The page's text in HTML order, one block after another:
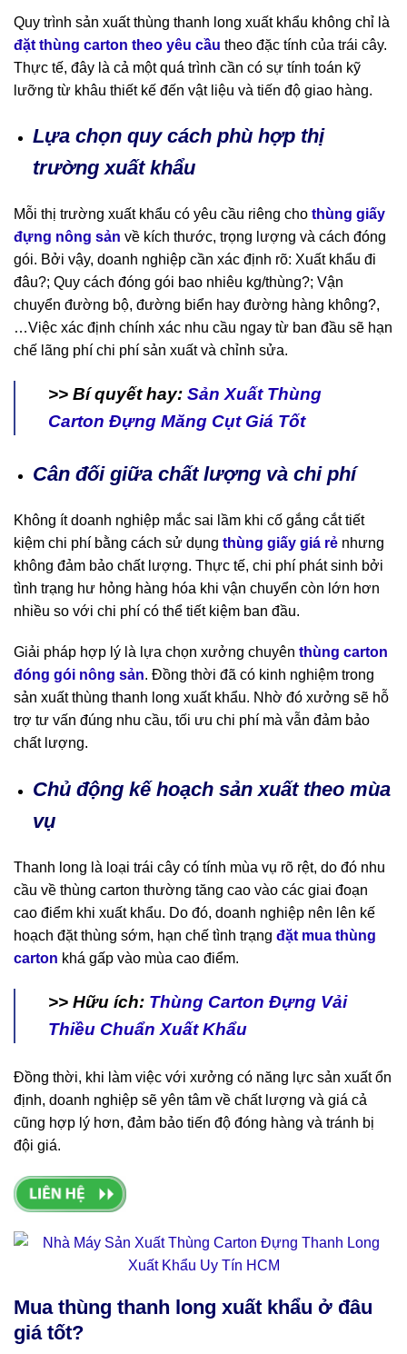
Quy trình sản xuất thùng thanh long xuất khẩu không chỉ là
đặt thùng carton theo yêu cầu theo đặc tính của trái cây.
Thực tế, đây là cả một quá trình cần có sự tính toán kỹ
lưỡng từ khâu thiết kế đến vật liệu và tiến độ giao hàng.
Lựa chọn quy cách phù hợp thị
trường xuất khẩu
Mỗi thị trường xuất khẩu có yêu cầu riêng cho thùng giấy
đựng nông sản về kích thước, trọng lượng và cách đóng
gói. Bởi vậy, doanh nghiệp cần xác định rõ: Xuất khẩu đi
đâu?; Quy cách đóng gói bao nhiêu kg/thùng?; Vận
chuyển đường bộ, đường biển hay đường hàng không?,
…Việc xác định chính xác nhu cầu ngay từ ban đầu sẽ hạn
chế lãng phí chi phí sản xuất và chỉnh sửa.
>> Bí quyết hay: Sản Xuất Thùng
Carton Đựng Măng Cụt Giá Tốt
Cân đối giữa chất lượng và chi phí
Không ít doanh nghiệp mắc sai lầm khi cố gắng cắt tiết
kiệm chi phí bằng cách sử dụng thùng giấy giá rẻ nhưng
không đảm bảo chất lượng. Thực tế, chi phí phát sinh bởi
tình trạng hư hỏng hàng hóa khi vận chuyển còn lớn hơn
nhiều so với chi phí có thể tiết kiệm ban đầu.
Giải pháp hợp lý là lựa chọn xưởng chuyên thùng carton
đóng gói nông sản. Đồng thời đã có kinh nghiệm trong
sản xuất thùng thanh long xuất khẩu. Nhờ đó xưởng sẽ hỗ
trợ tư vấn đúng nhu cầu, tối ưu chi phí mà vẫn đảm bảo
chất lượng.
Chủ động kế hoạch sản xuất theo mùa
vụ
Thanh long là loại trái cây có tính mùa vụ rõ rệt, do đó nhu
cầu về thùng carton thường tăng cao vào các giai đoạn
cao điểm khi xuất khẩu. Do đó, doanh nghiệp nên lên kế
hoạch đặt thùng sớm, hạn chế tình trạng đặt mua thùng
carton khá gấp vào mùa cao điểm.
>> Hữu ích: Thùng Carton Đựng Vải
Thiều Chuẩn Xuất Khẩu
Đồng thời, khi làm việc với xưởng có năng lực sản xuất ổn
định, doanh nghiệp sẽ yên tâm về chất lượng và giá cả
cũng hợp lý hơn, đảm bảo tiến độ đóng hàng và tránh bị
đội giá.
Mua thùng thanh long xuất khẩu ở đâu
giá tốt?